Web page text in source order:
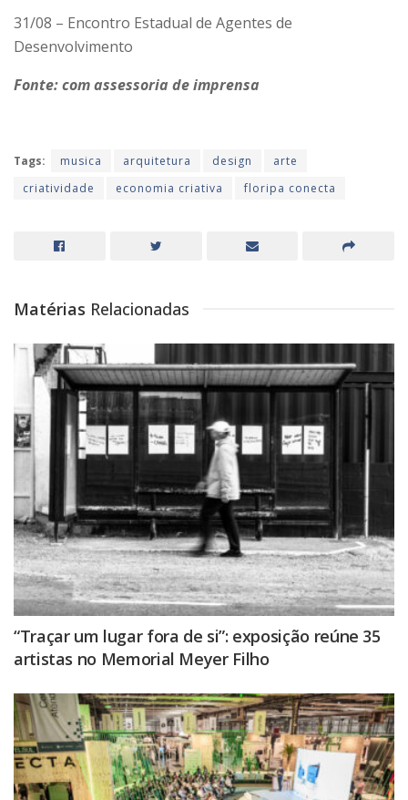
31/08 – Encontro Estadual de Agentes de
Desenvolvimento
Fonte: com assessoria de imprensa
Tags: musica arquitetura design
arte
criatividade
economia criativa floripa conecta
Matérias Relacionadas
“Traçar um lugar fora de si”: exposição reúne 35
artistas no Memorial Meyer Filho